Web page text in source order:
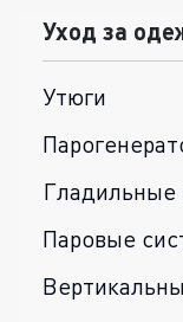
Уход за
Утюги
Гладильные
Паровые